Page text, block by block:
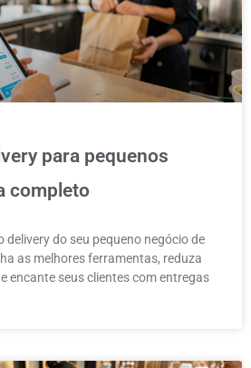
para pequenos
completo
delivery do seu pequeno negócio de
as melhores ferramentas, reduza
encante seus clientes com entregas